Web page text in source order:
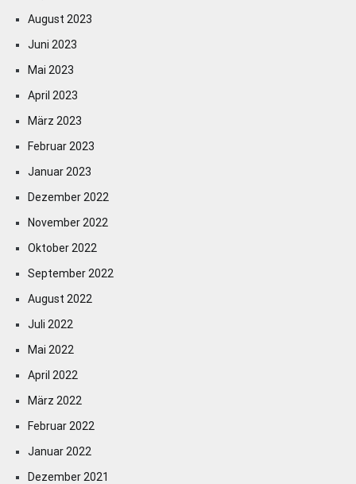
August 2023
Juni 2023
Mai 2023
April 2023
März 2023
Februar 2023
Januar 2023
Dezember 2022
November 2022
Oktober 2022
September 2022
August 2022
Juli 2022
Mai 2022
April 2022
März 2022
Februar 2022
Januar 2022
Dezember 2021